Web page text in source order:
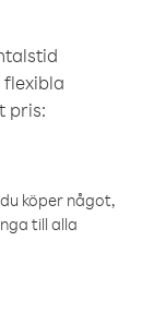
pris:
köper något,
till alla